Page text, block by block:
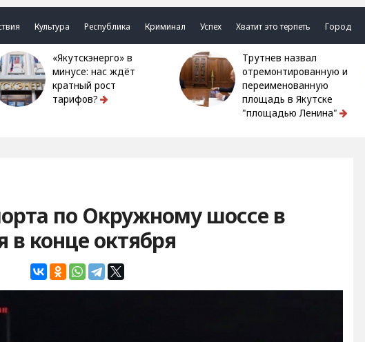
Культура Республика Криминал Успех Хватит это терпеть Город
«Якутскэнерго» в
минусе: нас ждёт
кратный рост
тарифов?
Трутнев назвал
отремонтированную и
переименованную
площадь в Якутске
"площадью Ленина"
по Окружному шоссе в
в конце октября